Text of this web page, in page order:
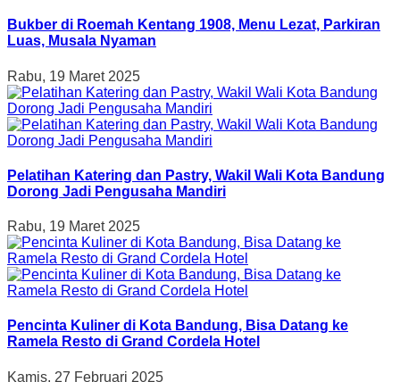
Bukber di Roemah Kentang 1908, Menu Lezat, Parkiran
Luas, Musala Nyaman
Rabu, 19 Maret 2025
Pelatihan Katering dan Pastry, Wakil Wali Kota Bandung
Dorong Jadi Pengusaha Mandiri
Rabu, 19 Maret 2025
Pencinta Kuliner di Kota Bandung, Bisa Datang ke
Ramela Resto di Grand Cordela Hotel
Kamis, 27 Februari 2025